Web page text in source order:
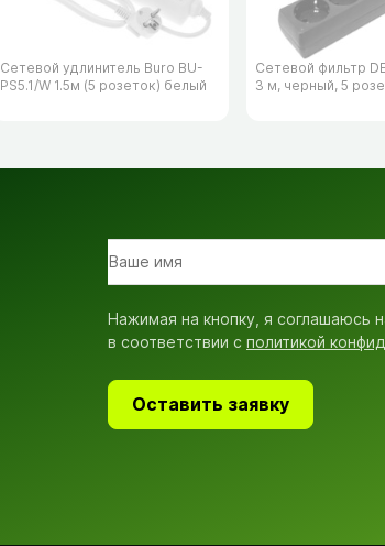
Сетевой удлинитель Buro BU-
PS5.1/​W 1.5м (5 розеток) белый
Сетевой фильтр
3 м, черный, 5
Нажимая на кнопку, я соглашаюсь
в соответствии с политикой
Оставить заявку